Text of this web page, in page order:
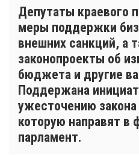
Депутаты краевого
меры поддержки
внешних санкций, а
законопроекты об
бюджета и другие
Поддержана
ужесточению
которую направят в
парламент.